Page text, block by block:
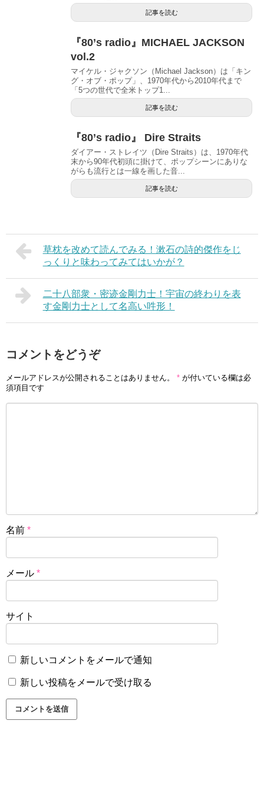
記事を読む
『80’s radio』MICHAEL JACKSON
vol.2
マイケル・ジャクソン（Michael Jackson）は「キン
グ・オブ・ポップ」、1970年代から2010年代まで
「5つの世代で全米トップ1...
記事を読む
『80’s radio』 Dire Straits
ダイアー・ストレイツ（Dire Straits）は、1970年代
末から90年代初頭に掛けて、ポップシーンにありな
がらも流行とは一線を画した音...
記事を読む
草枕を改めて読んでみる！漱石の詩的傑作をじ
っくりと味わってみてはいかが？
二十八部衆・密迹金剛力士！宇宙の終わりを表
す金剛力士として名高い吽形！
コメントをどうぞ
メールアドレスが公開されることはありません。 * が付いている欄は必
須項目です
名前 *
メール *
サイト
新しいコメントをメールで通知
新しい投稿をメールで受け取る